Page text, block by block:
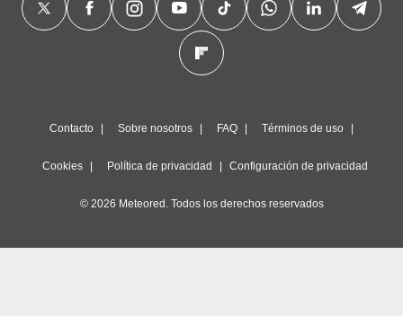
Contacto Sobre nosotros FAQ Términos de uso
Cookies Política de privacidad Configuración de privacidad
© 2026 Meteored. Todos los derechos reservados